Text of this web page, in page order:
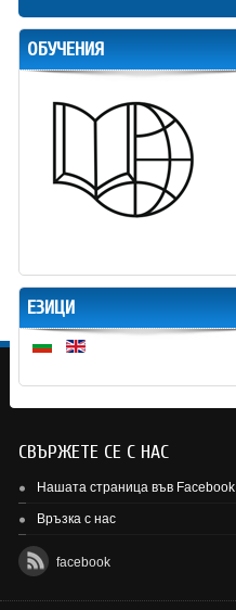
ОБУЧЕНИЯ
ЕЗИЦИ
СВЪРЖЕТЕ СЕ С НАС
Нашата страница във Facebook
Връзка с нас
facebook